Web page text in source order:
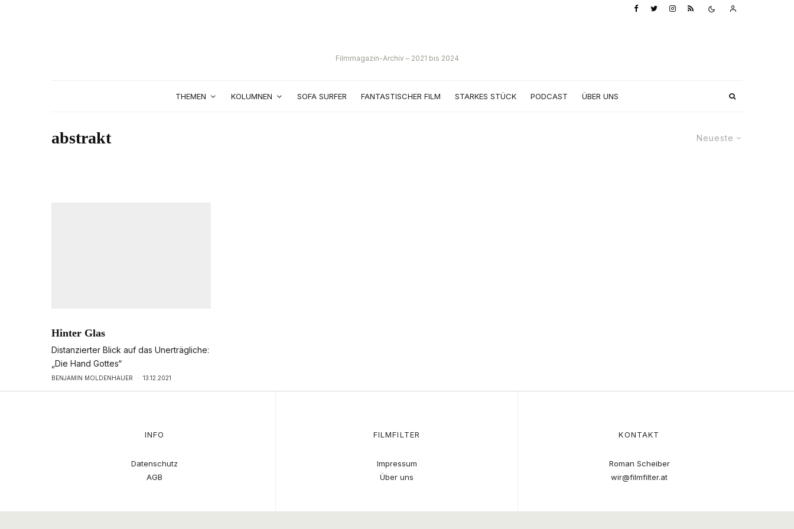
Filmmagazin-Archiv – 2021 bis 2024
THEMEN KOLUMNEN SOFA SURFER FANTASTISCHER FILM STARKES STÜCK PODCAST ÜBER UNS
Neueste
abstrakt
Hinter Glas
Distanzierter Blick auf das Unerträgliche:
„Die Hand Gottes“
BENJAMIN MOLDENHAUER · 13.12.2021
INFO
Datenschutz
AGB
FILMFILTER
Impressum
Über uns
KONTAKT
Roman Scheiber
wir@filmfilter.at